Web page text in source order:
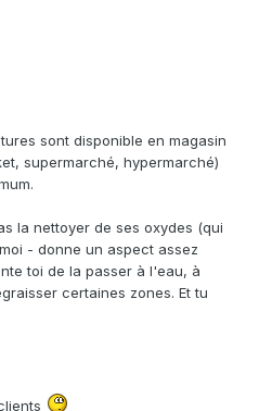
sont disponible en magasin
supermarché, hypermarché)
la nettoyer de ses oxydes (qui
- donne un aspect assez
toi de la passer à l'eau, à
certaines zones. Et tu